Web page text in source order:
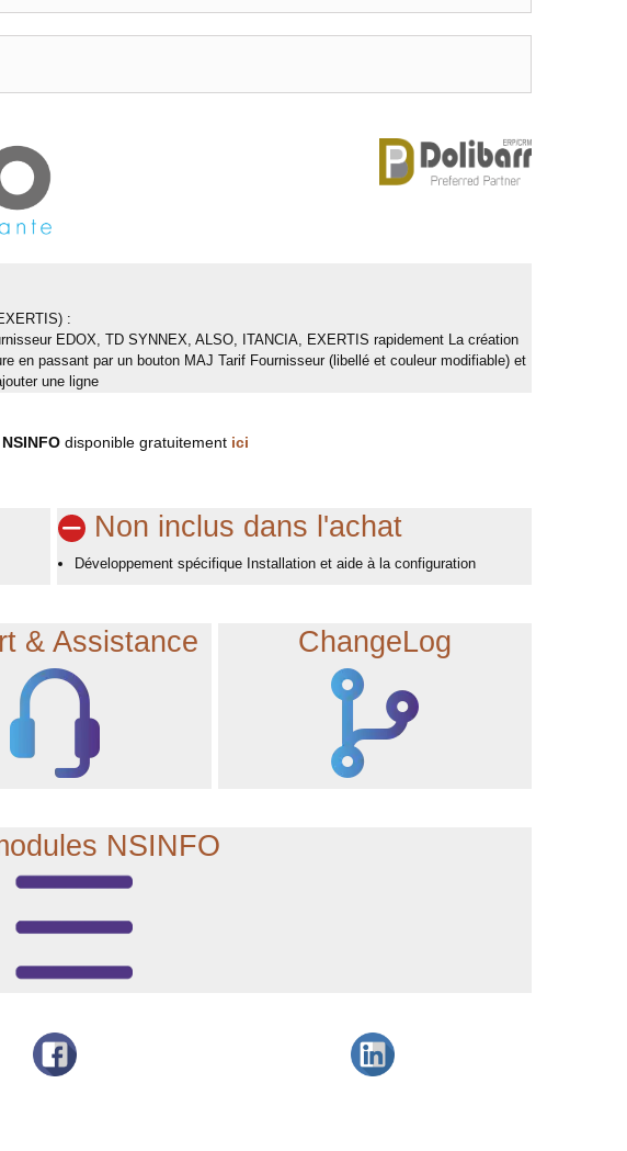
:
EDOX, TD SYNNEX, ALSO, ITANCIA, EXERTIS rapidement La création
en passant par un bouton MAJ Tarif Fournisseur (libellé et couleur modifiable) et
une ligne
NSINFO disponible gratuitement ici
Non inclus dans l'achat
Développement spécifique Installation et aide à la configuration
& Assistance ChangeLog
NSINFO